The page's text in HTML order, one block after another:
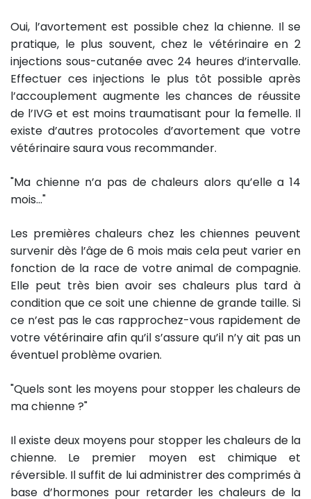
Oui, l’avortement est possible chez la chienne. Il se
pratique, le plus souvent, chez le vétérinaire en 2
injections sous-cutanée avec 24 heures d’intervalle.
Effectuer ces injections le plus tôt possible après
l’accouplement augmente les chances de réussite
de l’IVG et est moins traumatisant pour la femelle. Il
existe d’autres protocoles d’avortement que votre
vétérinaire saura vous recommander.
"Ma chienne n’a pas de chaleurs alors qu’elle a 14
mois..."
Les premières chaleurs chez les chiennes peuvent
survenir dès l’âge de 6 mois mais cela peut varier en
fonction de la race de votre animal de compagnie.
Elle peut très bien avoir ses chaleurs plus tard à
condition que ce soit une chienne de grande taille. Si
ce n’est pas le cas rapprochez-vous rapidement de
votre vétérinaire afin qu’il s’assure qu’il n’y ait pas un
éventuel problème ovarien.
"Quels sont les moyens pour stopper les chaleurs de
ma chienne ?"
Il existe deux moyens pour stopper les chaleurs de la
chienne. Le premier moyen est chimique et
réversible. Il suffit de lui administrer des comprimés à
base d’hormones pour retarder les chaleurs de la